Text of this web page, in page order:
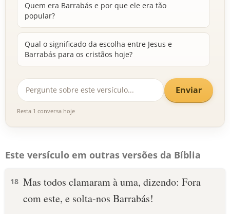
Quem era Barrabás e por que ele era tão
popular?
Qual o significado da escolha entre Jesus e
Barrabás para os cristãos hoje?
Enviar
Resta 1 conversa hoje
Este versículo em outras versões da Bíblia
18 Mas todos clamaram à uma, dizendo: Fora
com este, e solta-nos Barrabás!